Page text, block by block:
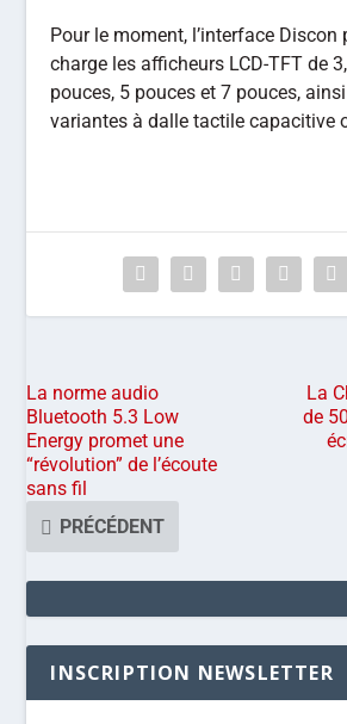
Pour le moment, l’interface Discon
charge les afficheurs LCD-TFT de
pouces, 5 pouces et 7 pouces,
variantes à dalle tactile capacitive
La norme audio
Bluetooth 5.3 Low
Energy promet une
“révolution” de l’écoute
sans fil
PRÉCÉDENT
La
de
INSCRIPTION NEWSLETTER